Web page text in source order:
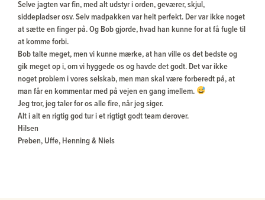
Selve jagten var fin, med alt udstyr i orden, geværer, skjul,
siddepladser osv. Selv madpakken var helt perfekt. Der var ikke noget
at sætte en finger på. Og Bob gjorde, hvad han kunne for at få fugle til
at komme forbi.
Bob talte meget, men vi kunne mærke, at han ville os det bedste og
gik meget op i, om vi hyggede os og havde det godt. Det var ikke
noget problem i vores selskab, men man skal være forberedt på, at
man får en kommentar med på vejen en gang imellem.
Jeg tror, jeg taler for os alle fire, når jeg siger.
Alt i alt en rigtig god tur i et rigtigt godt team derover.
Hilsen
Preben, Uffe, Henning & Niels